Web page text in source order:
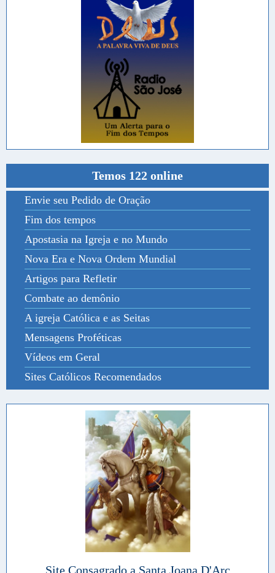
Temos 122 online
Envie seu Pedido de Oração
Fim dos tempos
Apostasia na Igreja e no Mundo
Nova Era e Nova Ordem Mundial
Artigos para Refletir
Combate ao demônio
A igreja Católica e as Seitas
Mensagens Proféticas
Vídeos em Geral
Sites Católicos Recomendados
Site Consagrado a Santa Joana D'Arc